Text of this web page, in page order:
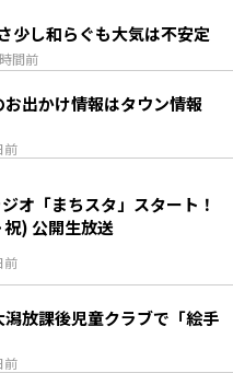
間前
)以降 暑さ少し和らぐも大気は不安定
前
お出かけ情報はタウン情報
前
オ「まちスタ」スタート！
) 公開生放送
前
放課後児童クラブで「絵手